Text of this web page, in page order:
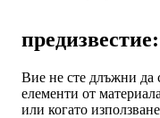
предизвестие:
Вие не сте длъжни да
елементи от
или когато